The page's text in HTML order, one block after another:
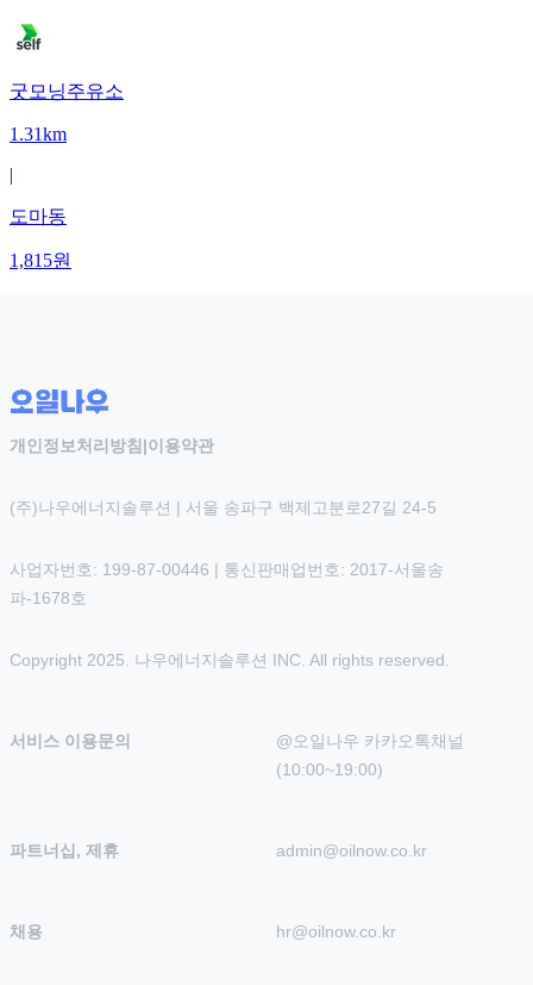
굿모닝주유소
1.31km
|
도마동
1,815원
개인정보처리방침 |이용약관
(주)나우에너지솔루션 | 서울 송파구 백제고분로27길 24-5
사업자번호: 199-87-00446 | 통신판매업번호: 2017-서울송
파-1678호
Copyright 2025. 나우에너지솔루션 INC. All rights reserved.
서비스 이용문의
@오일나우 카카오톡채널
(10:00~19:00)
파트너십, 제휴 admin@oilnow.co.kr
채용 hr@oilnow.co.kr